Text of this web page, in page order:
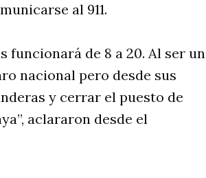
al 911.
funcionará de 8 a 20. Al ser un
nacional pero desde sus
y cerrar el puesto de
aclararon desde el